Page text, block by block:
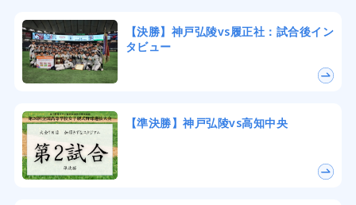
【決勝】神戸弘陵vs履正社：試合後イン
タビュー
【準決勝】神戸弘陵vs高知中央